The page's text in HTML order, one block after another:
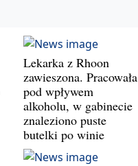
Lekarka z Rhoon
zawieszona. Pracowała
pod wpływem
alkoholu, w gabinecie
znaleziono puste
butelki po winie